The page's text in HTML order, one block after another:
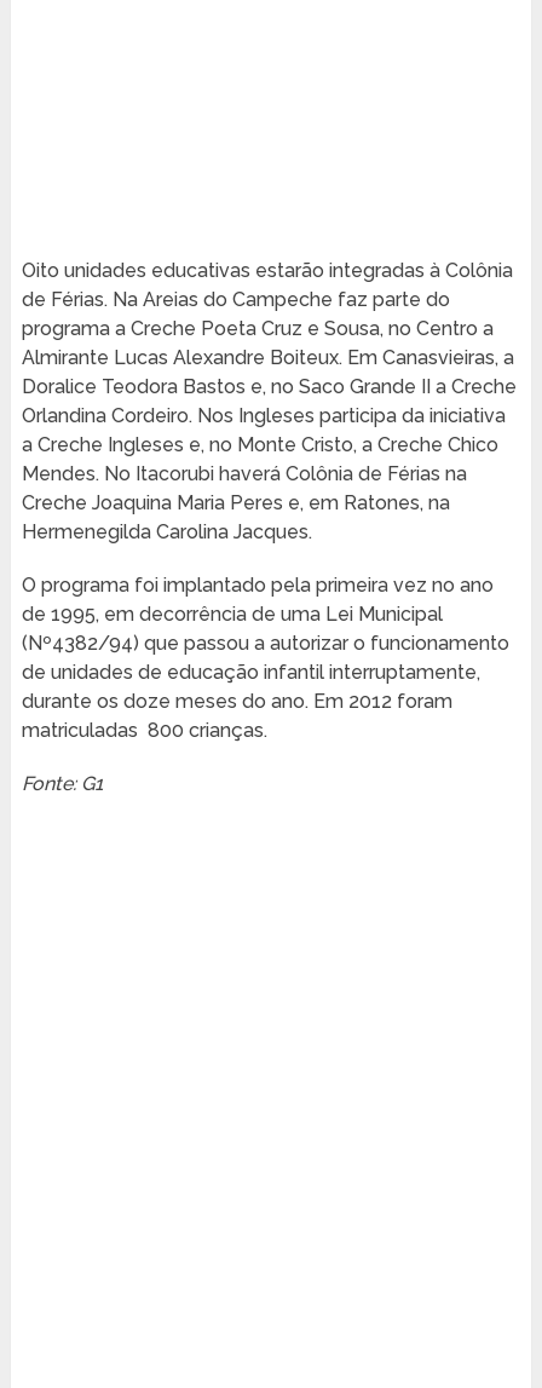
Oito unidades educativas estarão integradas à Colônia
de Férias. Na Areias do Campeche faz parte do
programa a Creche Poeta Cruz e Sousa, no Centro a
Almirante Lucas Alexandre Boiteux. Em Canasvieiras, a
Doralice Teodora Bastos e, no Saco Grande II a Creche
Orlandina Cordeiro. Nos Ingleses participa da iniciativa
a Creche Ingleses e, no Monte Cristo, a Creche Chico
Mendes. No Itacorubi haverá Colônia de Férias na
Creche Joaquina Maria Peres e, em Ratones, na
Hermenegilda Carolina Jacques.
O programa foi implantado pela primeira vez no ano
de 1995, em decorrência de uma Lei Municipal
(Nº4382/94) que passou a autorizar o funcionamento
de unidades de educação infantil interruptamente,
durante os doze meses do ano. Em 2012 foram
matriculadas 800 crianças.
Fonte: G1